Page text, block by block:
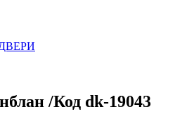
/Код dk-19043